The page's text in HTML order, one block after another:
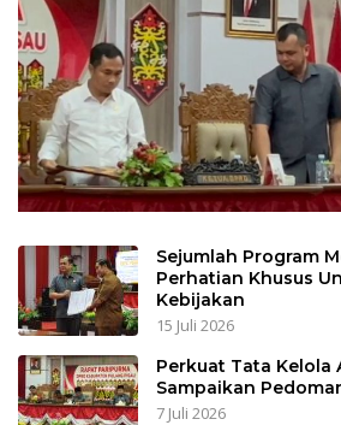
Sejumlah Program
Perhatian Khusus
Kebijakan
15 Juli 2026
Perkuat Tata Kelola
Sampaikan
7 Juli 2026